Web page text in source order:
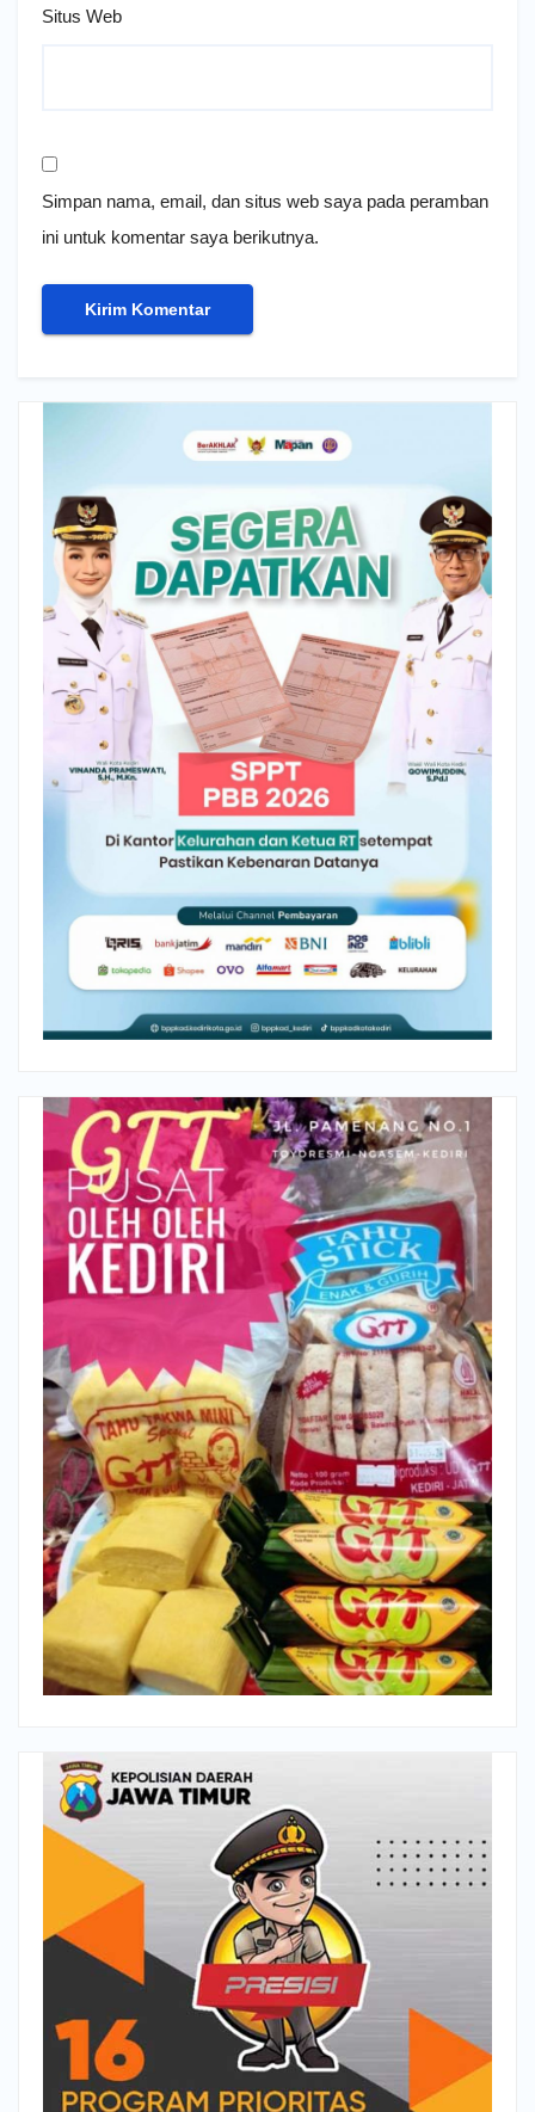
Situs Web
Simpan nama, email, dan situs web saya pada peramban
ini untuk komentar saya berikutnya.